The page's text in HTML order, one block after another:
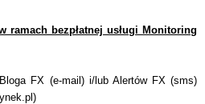
ramach bezpłatnej usługi Monitoring
FX (e-mail) i/lub Alertów FX (sms)
)